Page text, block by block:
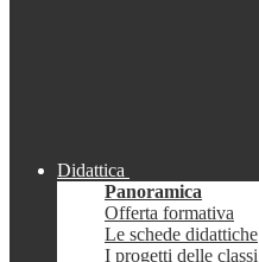
Didattica
Panoramica
Offerta formativa
Le schede didattiche
I progetti delle classi